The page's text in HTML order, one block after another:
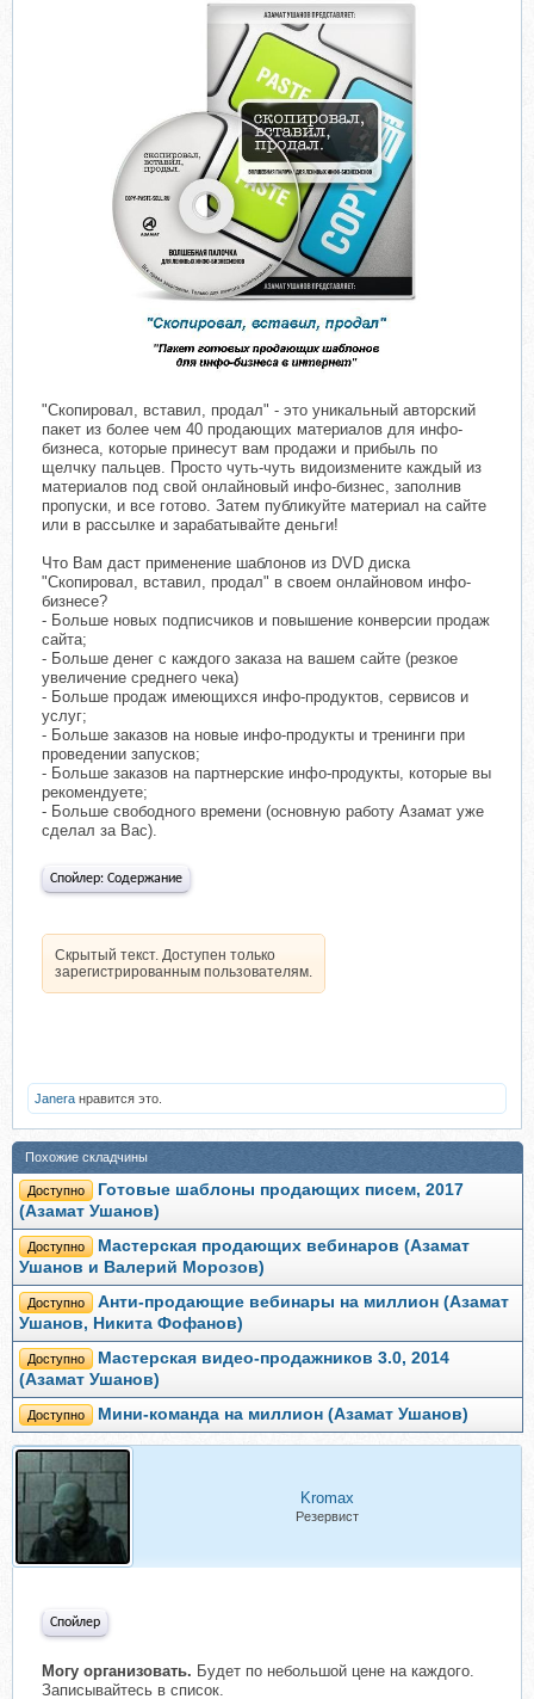
"Скопировал, вставил, продал" - это уникальный авторский
пакет из более чем 40 продающих материалов для инфо-
бизнеса, которые принесут вам продажи и прибыль по
щелчку пальцев. Просто чуть-чуть видоизмените каждый из
материалов под свой онлайновый инфо-бизнес, заполнив
пропуски, и все готово. Затем публикуйте материал на сайте
или в рассылке и зарабатывайте деньги!
Что Вам даст применение шаблонов из DVD диска
"Скопировал, вставил, продал" в своем онлайновом инфо-
бизнесе?
- Больше новых подписчиков и повышение конверсии продаж
сайта;
- Больше денег с каждого заказа на вашем сайте (резкое
увеличение среднего чека)
- Больше продаж имеющихся инфо-продуктов, сервисов и
услуг;
- Больше заказов на новые инфо-продукты и тренинги при
проведении запусков;
- Больше заказов на партнерские инфо-продукты, которые вы
рекомендуете;
- Больше свободного времени (основную работу Азамат уже
сделал за Вас).
Спойлер: Содержание
Скрытый текст. Доступен только
зарегистрированным пользователям.
Janera нравится это.
Похожие складчины
Доступно
Готовые шаблоны продающих писем, 2017
(Азамат Ушанов)
Доступно
Мастерская продающих вебинаров (Азамат
Ушанов и Валерий Морозов)
Доступно
Анти-продающие вебинары на миллион (Азамат
Ушанов, Никита Фофанов)
Доступно
Мастерская видео-продажников 3.0, 2014
(Азамат Ушанов)
Доступно Мини-команда на миллион (Азамат Ушанов)
Kromax
Резервист
Спойлер
Могу организовать. Будет по небольшой цене на каждого.
Записывайтесь в список.